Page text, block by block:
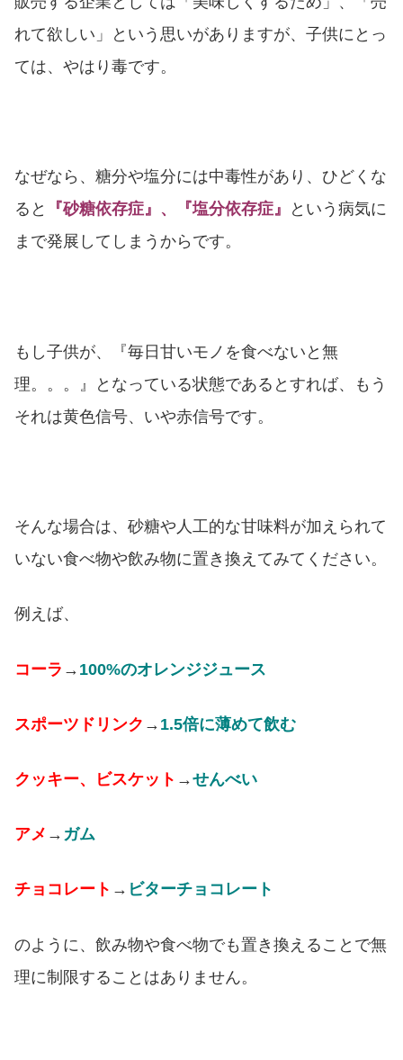
れて欲しい」という思いがありますが、子供にとっ
ては、やはり毒です。
なぜなら、糖分や塩分には中毒性があり、ひどくな
ると
『砂糖依存症』、『塩分依存症』
という病気に
まで発展してしまうからです。
もし子供が、『毎日甘いモノを食べないと無
理。。。』となっている状態であるとすれば、もう
それは黄色信号、いや赤信号です。
そんな場合は、砂糖や人工的な甘味料が加えられて
いない食べ物や飲み物に置き換えてみてください。
例えば、
コーラ → 100%のオレンジジュース
スポーツドリンク → 1.5倍に薄めて飲む
クッキー、ビスケット →せんべい
アメ → ガム
チョコレート → ビターチョコレート
のように、飲み物や食べ物でも置き換えることで無
理に制限することはありません。